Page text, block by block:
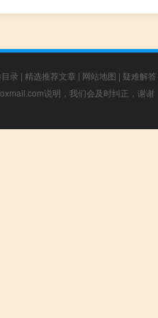
录 | 精选推荐文章 | 网站地图 | 疑难解答
说明，我们会及时纠正，谢谢